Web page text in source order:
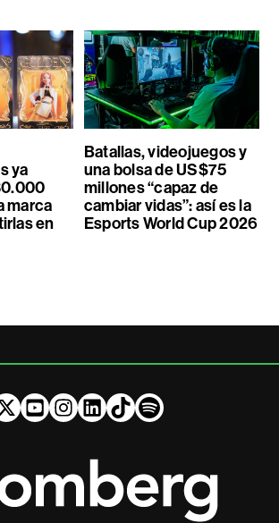
ya
marca
en
Batallas, videojuegos y
una bolsa de US$75
millones “capaz de
cambiar vidas”: así es la
Esports World Cup 2026